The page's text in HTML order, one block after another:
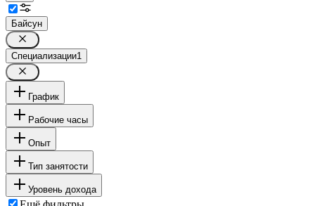
Байсун
Специализации1
График
Рабочие часы
Опыт
Тип занятости
Уровень дохода